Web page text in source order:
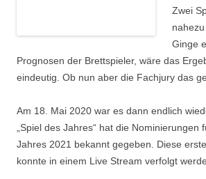
Zwei
Ginge
Prognosen der Brettspieler, wäre das
eindeutig. Ob nun aber die Fachjury das
Am 18. Mai 2020 war es dann endlich
„Spiel des Jahres“ hat die Nominierungen
Jahres 2021 bekannt gegeben. Diese
konnte in einem Live Stream verfolgt